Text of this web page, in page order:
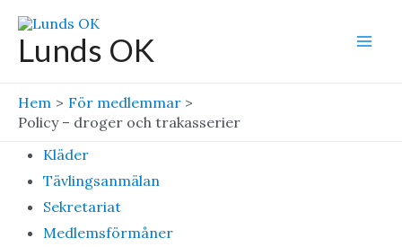
Hoppa
innehåll
Lunds OK
Hem
För medlemmar
Policy – droger och trakasserier
Kläder
Tävlingsanmälan
Sekretariat
Medlemsförmåner